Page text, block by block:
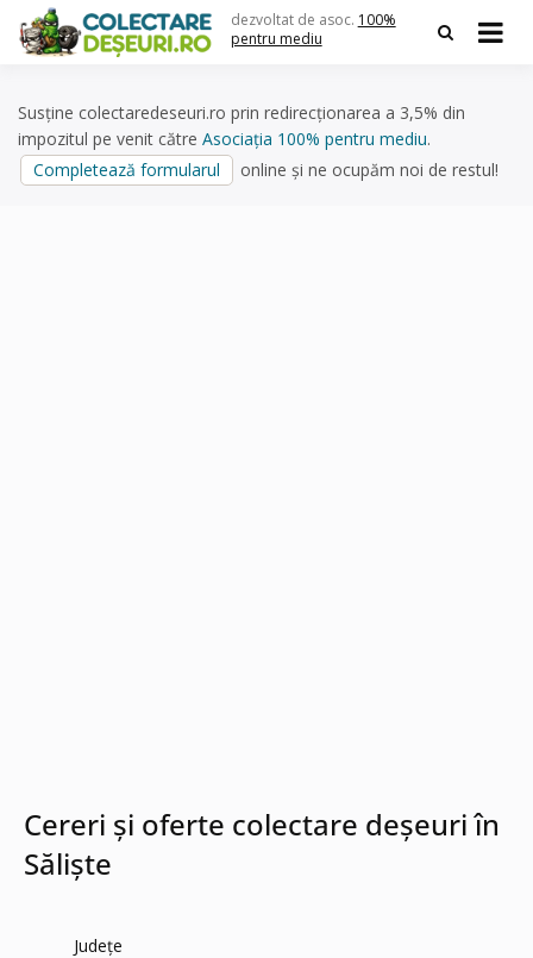
content
dezvoltat de asoc. 100%
pentru mediu
Susține colectaredeseuri.ro prin redirecționarea a 3,5% din
impozitul pe venit către Asociația 100% pentru mediu.
Completează formularul
online și ne ocupăm noi de restul!
Cereri și oferte colectare deșeuri în
Săliște
Județe